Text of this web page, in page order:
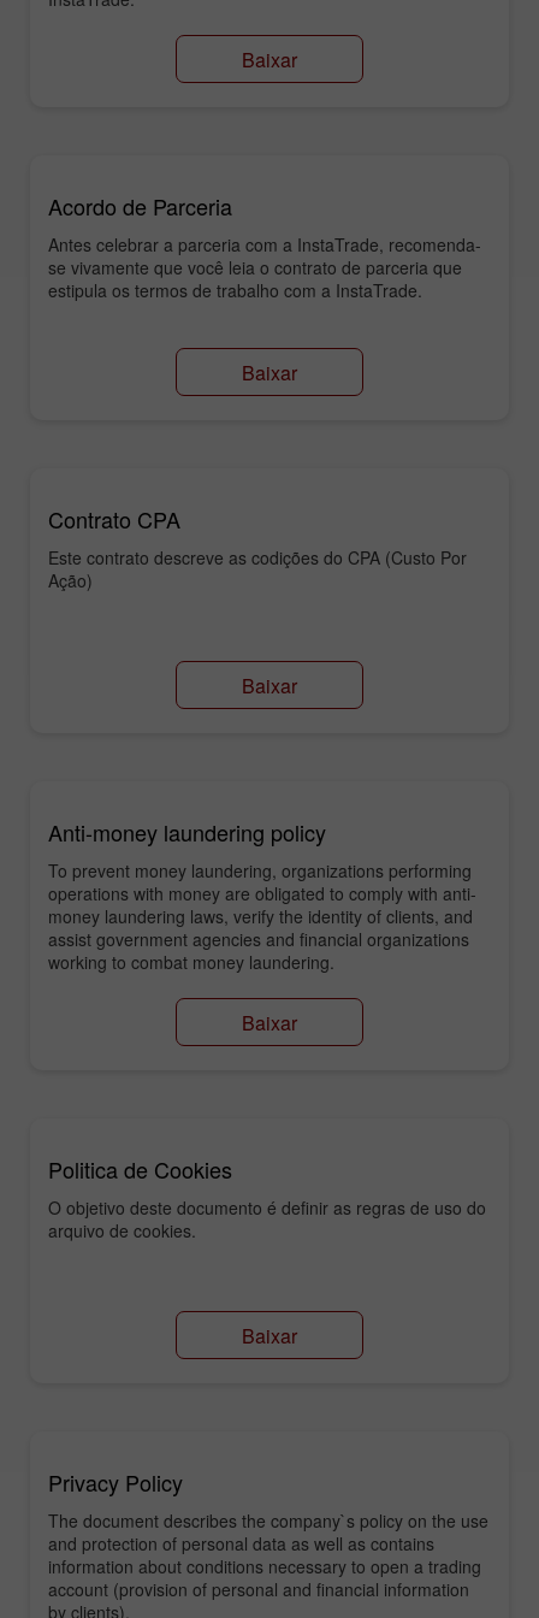
Baixar
Acordo de Parceria
Antes celebrar a parceria com a InstaTrade, recomenda-
se vivamente que você leia o contrato de parceria que
estipula os termos de trabalho com a InstaTrade.
Baixar
Contrato CPA
Este contrato descreve as codições do CPA (Custo Por
Ação)
Baixar
Anti-money laundering policy
To prevent money laundering, organizations performing
operations with money are obligated to comply with anti-
money laundering laws, verify the identity of clients, and
assist government agencies and financial organizations
working to combat money laundering.
Baixar
Politica de Cookies
O objetivo deste documento é definir as regras de uso do
arquivo de cookies.
Baixar
Privacy Policy
The document describes the company`s policy on the use
and protection of personal data as well as contains
information about conditions necessary to open a trading
account (provision of personal and financial information
by clients).